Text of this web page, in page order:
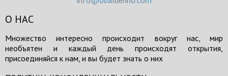
О НАС
Множество интересно происходит вокруг нас, мир
необъятен и каждый день происходят открытия,
присоединяйся к нам, и вы будет знать о них